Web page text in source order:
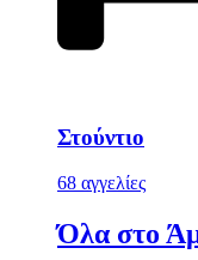
Στούντιο
68 αγγελίες
Όλα στο